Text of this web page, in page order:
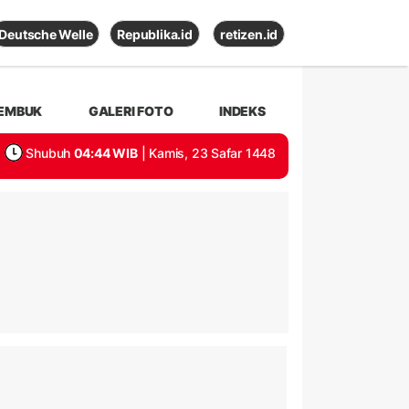
Deutsche Welle Republika.id retizen.id
GALERI FOTO INDEKS
Shubuh 04:44 WIB | Kamis, 23 Safar 1448